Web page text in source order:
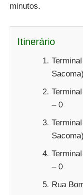
minutos.
Itinerário
– 0
– 0
Rua